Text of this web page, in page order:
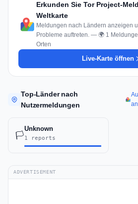
Erkunden Sie Tor Project-
Weltkarte
Meldungen nach Ländern anzeigen
Probleme auftreten. — 🌍 1
Orten
Live-Karte öffnen
Top-Länder nach
Nutzermeldungen
🏳️
Unknown
1 reports
ADVERTISEMENT